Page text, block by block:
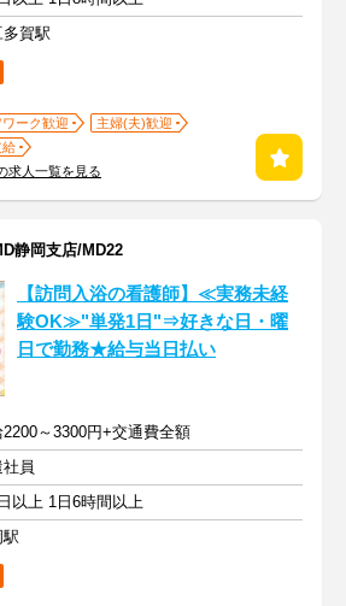
賀駅
ーク歓迎
主婦(夫)歓迎
給
求人一覧を見る
静岡支店/MD22
【訪問入浴の看護師】≪実務未経
験OK≫"単発1日"⇒好きな日・曜
日で勤務★給与当日払い
2200～3300円+交通費全額
員
以上 1日6時間以上
駅